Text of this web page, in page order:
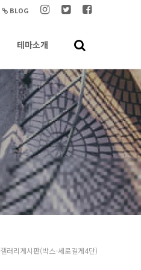
BLOG
테마소개
갤러리게시판(박스-세로길게4단)